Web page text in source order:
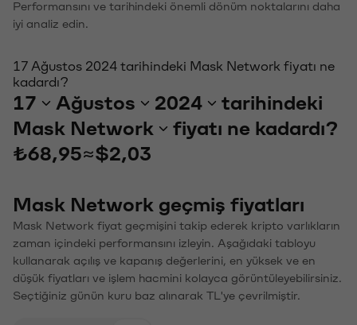
Performansını ve tarihindeki önemli dönüm noktalarını daha
iyi analiz edin.
17 Ağustos 2024 tarihindeki Mask Network fiyatı ne
kadardı?
17 Ağustos 2024
tarihindeki
Mask Network
fiyatı ne kadardı?
₺68,95≈$2,03
Mask Network geçmiş fiyatları
Mask Network fiyat geçmişini takip ederek kripto varlıkların
zaman içindeki performansını izleyin. Aşağıdaki tabloyu
kullanarak açılış ve kapanış değerlerini, en yüksek ve en
düşük fiyatları ve işlem hacmini kolayca görüntüleyebilirsiniz.
Seçtiğiniz günün kuru baz alınarak TL'ye çevrilmiştir.